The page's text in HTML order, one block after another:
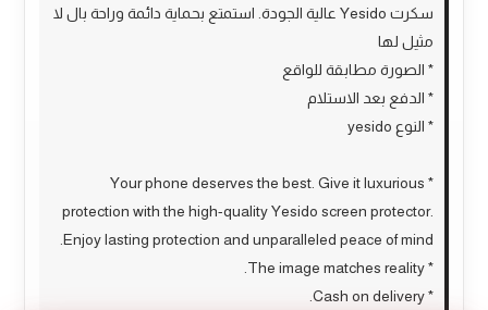
سكرت Yesido عالية الجودة. استمتع بحماية دائمة وراحة بال لا
مثيل لها
* الصورة مطابقة للواقع
* الدفع بعد الاستلام
* النوع yesido
* Your phone deserves the best. Give it luxurious
protection with the high-quality Yesido screen protector.
Enjoy lasting protection and unparalleled peace of mind.
* The image matches reality.
* Cash on delivery.